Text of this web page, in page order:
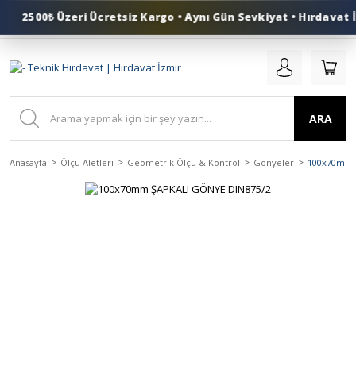
0 (553) 324 41 50
ARA
Anasayfa Ölçü Aletleri Geometrik Ölçü & Kontrol Gönyeler 100x70mm
2500₺ Üzeri Ücretsiz Kargo • Aynı Gün Sevkiyat • Hırdavat